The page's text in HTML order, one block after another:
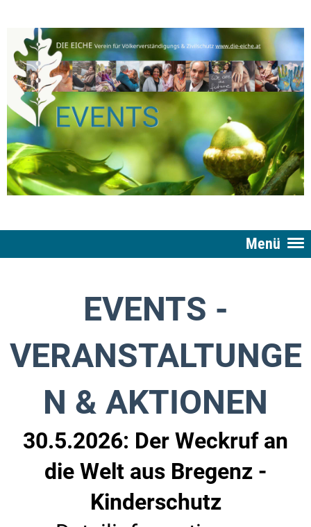
Menü
EVENTS -
VERANSTALTUNGE
N & AKTIONEN
30.5.2026: Der Weckruf an
die Welt aus Bregenz -
Kinderschutz